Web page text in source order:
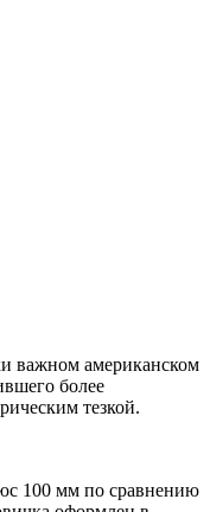
важном американском
более
тезкой.
100 мм по сравнению